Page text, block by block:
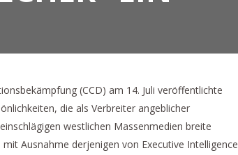
(CCD) am 14. Juli veröffentlichte
die als Verbreiter angeblicher
westlichen Massenmedien breite
Ausnahme derjenigen von Executive Intelligence